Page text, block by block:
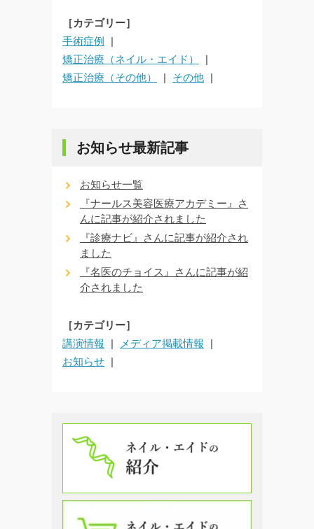
［カテゴリー］
手術症例
矯正治療（ネイル・エイド）
矯正治療（その他）
その他
お知らせ最新記事
お知らせ一覧
『ナールス美容医療アカデミー』さ
んに記事が紹介されました
『診療ナビ』さんに記事が紹介され
ました
『名医のチョイス』さんに記事が紹
介されました
［カテゴリー］
講演情報
メディア掲載情報
お知らせ